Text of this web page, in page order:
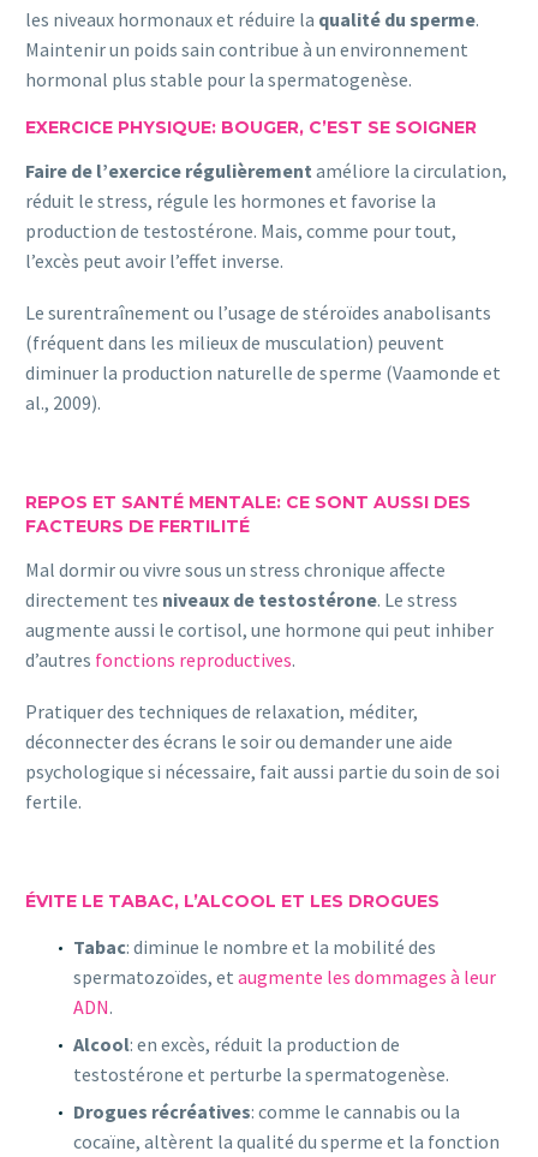
les niveaux hormonaux et réduire la qualité du sperme.
Maintenir un poids sain contribue à un environnement
hormonal plus stable pour la spermatogenèse.
EXERCICE PHYSIQUE: BOUGER, C’EST SE SOIGNER
Faire de l’exercice régulièrement améliore la circulation,
réduit le stress, régule les hormones et favorise la
production de testostérone. Mais, comme pour tout,
l’excès peut avoir l’effet inverse.
Le surentraînement ou l’usage de stéroïdes anabolisants
(fréquent dans les milieux de musculation) peuvent
diminuer la production naturelle de sperme (Vaamonde et
al., 2009).
REPOS ET SANTÉ MENTALE: CE SONT AUSSI DES
FACTEURS DE FERTILITÉ
Mal dormir ou vivre sous un stress chronique affecte
directement tes niveaux de testostérone. Le stress
augmente aussi le cortisol, une hormone qui peut inhiber
d’autres fonctions reproductives.
Pratiquer des techniques de relaxation, méditer,
déconnecter des écrans le soir ou demander une aide
psychologique si nécessaire, fait aussi partie du soin de soi
fertile.
ÉVITE LE TABAC, L’ALCOOL ET LES DROGUES
Tabac: diminue le nombre et la mobilité des
spermatozoïdes, et augmente les dommages à leur
ADN.
Alcool: en excès, réduit la production de
testostérone et perturbe la spermatogenèse.
Drogues récréatives: comme le cannabis ou la
cocaïne, altèrent la qualité du sperme et la fonction